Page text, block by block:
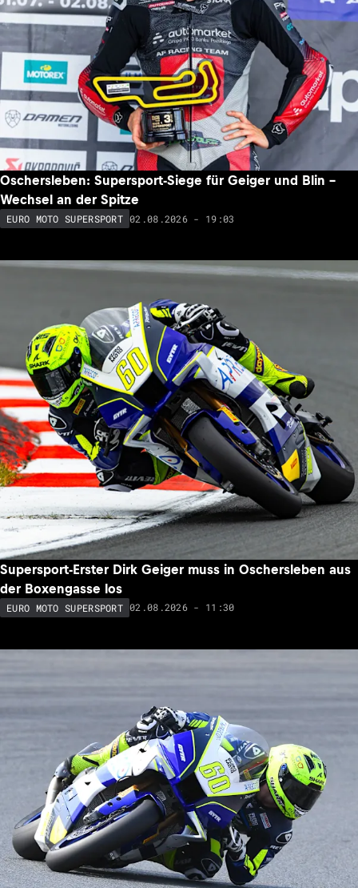
Oschersleben: Supersport-Siege für Geiger und Blin –
Wechsel an der Spitze
EURO MOTO SUPERSPORT 02.08.2026 - 19:03
Supersport-Erster Dirk Geiger muss in Oschersleben aus
der Boxengasse los
EURO MOTO SUPERSPORT 02.08.2026 - 11:30